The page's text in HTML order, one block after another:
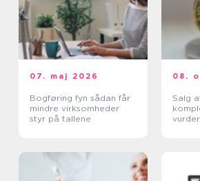
07. maj 2026
Bogføring fyn sådan får
mindre virksomheder
styr på tallene
08.
Salg